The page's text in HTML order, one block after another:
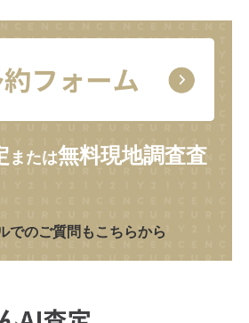
または無料現地調査査
でのご質問もこちらから